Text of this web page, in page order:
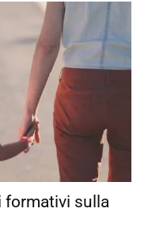
formativi sulla